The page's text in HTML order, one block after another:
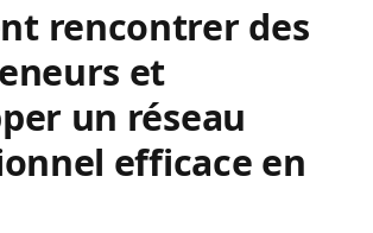
rencontrer des
et
un réseau
efficace en